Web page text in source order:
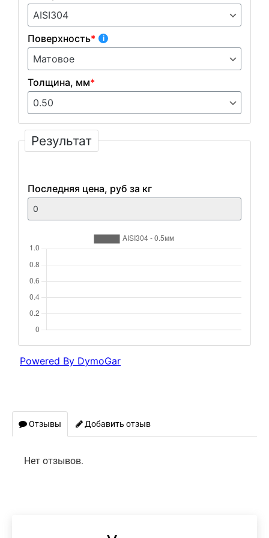
Отзывы Добавить отзыв
Нет отзывов.